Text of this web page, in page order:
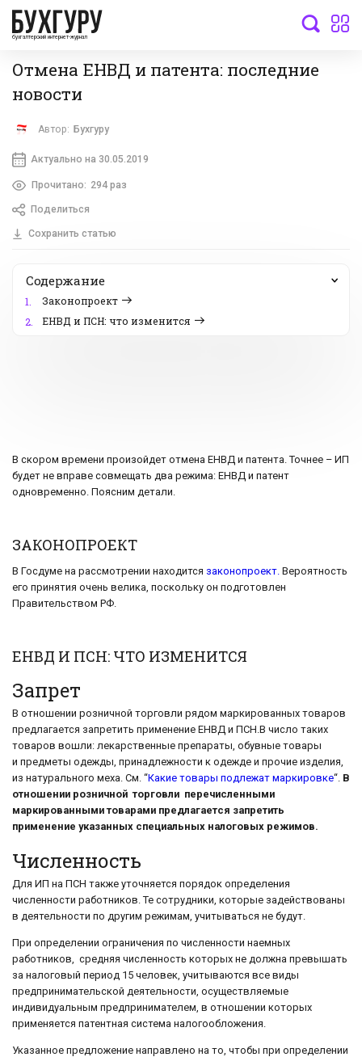
бухгалтерский интернет-журнал
Отмена ЕНВД и патента: последние
новости
Автор: Бухгуру
Актуально на 30.05.2019
Прочитано: 294 раз
Поделиться
Сохранить статью
Содержание
1.
Законопроект
2.
ЕНВД и ПСН: что изменится
В скором времени произойдет отмена ЕНВД и патента. Точнее – ИП
будет не вправе совмещать два режима: ЕНВД и патент
одновременно. Поясним детали.
ЗАКОНОПРОЕКТ
В Госдуме на рассмотрении находится законопроект. Вероятность
его принятия очень велика, поскольку он подготовлен
Правительством РФ.
ЕНВД И ПСН: ЧТО ИЗМЕНИТСЯ
Запрет
В отношении розничной торговли рядом маркированных товаров
предлагается запретить применение ЕНВД и ПСН.В число таких
товаров вошли: лекарственные препараты, обувные товары
и предметы одежды, принадлежности к одежде и прочие изделия,
из натурального меха. См. “Какие товары подлежат маркировке“. В
отношении розничной торговли перечисленными
маркированными товарами предлагается запретить
применение указанных специальных налоговых режимов.
Численность
Для ИП на ПСН также уточняется порядок определения
численности работников. Те сотрудники, которые задействованы
в деятельности по другим режимам, учитываться не будут.
При определении ограничения по численности наемных
работников, средняя численность которых не должна превышать
за налоговый период 15 человек, учитываются все виды
предпринимательской деятельности, осуществляемые
индивидуальным предпринимателем, в отношении которых
применяется патентная система налогообложения.
Указанное предложение направлено на то, чтобы при определении